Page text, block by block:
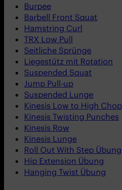
Burpee
Barbell Front Squat
Hamstring Curl
TRX Low Pull
Seitliche Sprünge
Liegestütz mit Rotation
Suspended Squat
Jump Pull-up
Suspended Lunge
Kinesis Low to High Chop
Kinesis Twisting Punches
Kinesis Row
Kinesis Lunge
Roll Out With Step Übung
Hip Extension Übung
Hanging Twist Übung